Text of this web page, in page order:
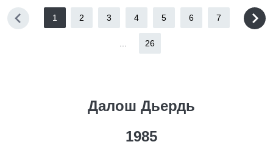
1 2 3 4 5 6 7
26
Далош Дьердь
1985